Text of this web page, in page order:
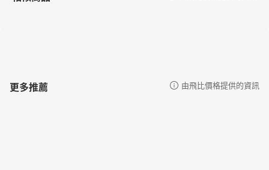
更多推薦 由飛比價格提供的資訊